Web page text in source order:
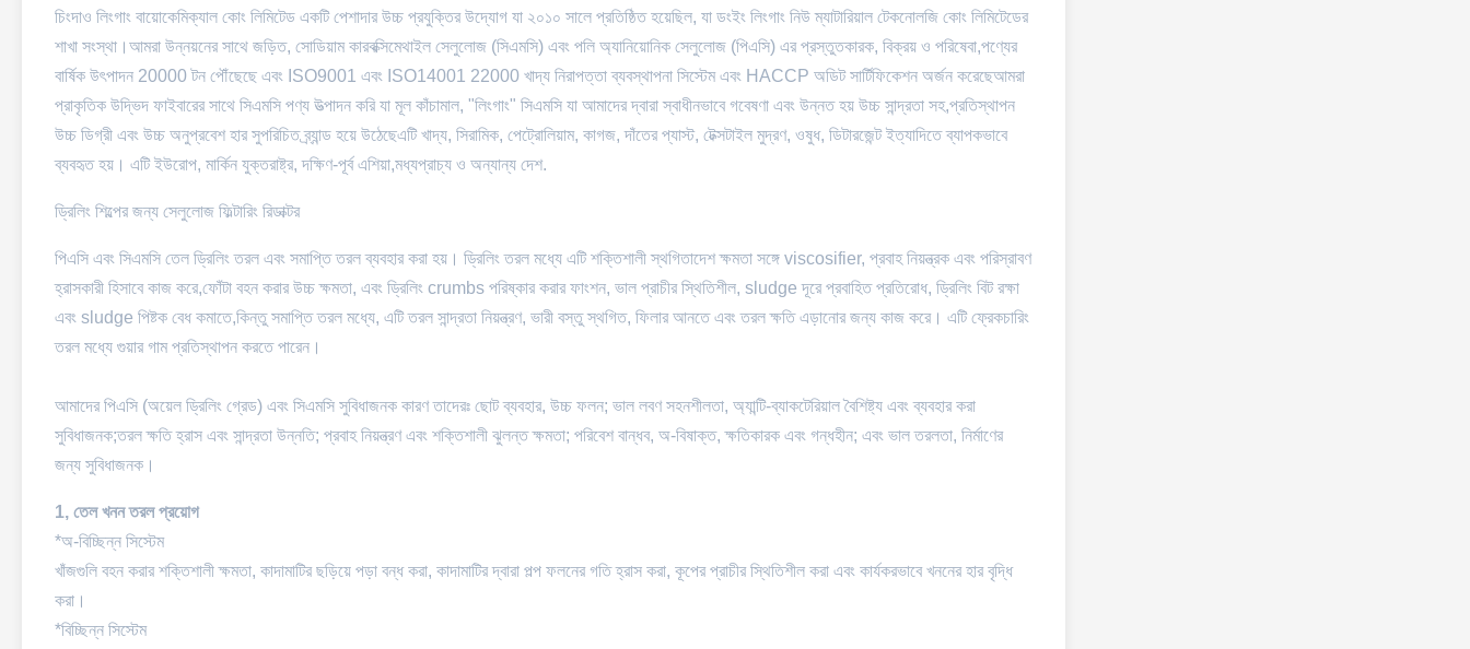
চিংদাও লিংগাং বায়োকেমিক্যাল কোং লিমিটেড একটি পেশাদার উচ্চ প্রযুক্তির উদ্যোগ যা ২০১০ সালে প্রতিষ্ঠিত হয়েছিল, যা ডংইং লিংগাং নিউ ম্যাটারিয়াল টেকনোলজি কোং লিমিটেডের
শাখা সংস্থা।আমরা উন্নয়নের সাথে জড়িত, সোডিয়াম কারবক্সিমেথাইল সেলুলোজ (সিএমসি) এবং পলি অ্যানিয়োনিক সেলুলোজ (পিএসি) এর প্রস্তুতকারক, বিক্রয় ও পরিষেবা,পণ্যের
বার্ষিক উৎপাদন 20000 টন পৌঁছেছে এবং ISO9001 এবং ISO14001 22000 খাদ্য নিরাপত্তা ব্যবস্থাপনা সিস্টেম এবং HACCP অডিট সার্টিফিকেশন অর্জন করেছেআমরা
প্রাকৃতিক উদ্ভিদ ফাইবারের সাথে সিএমসি পণ্য উত্পাদন করি যা মূল কাঁচামাল, "লিংগাং" সিএমসি যা আমাদের দ্বারা স্বাধীনভাবে গবেষণা এবং উন্নত হয় উচ্চ সান্দ্রতা সহ,প্রতিস্থাপন
উচ্চ ডিগ্রী এবং উচ্চ অনুপ্রবেশ হার সুপরিচিত ব্র্যান্ড হয়ে উঠেছেএটি খাদ্য, সিরামিক, পেট্রোলিয়াম, কাগজ, দাঁতের প্যাস্ট, টেক্সটাইল মুদ্রণ, ওষুধ, ডিটারজেন্ট ইত্যাদিতে ব্যাপকভাবে
ব্যবহৃত হয়। এটি ইউরোপ, মার্কিন যুক্তরাষ্ট্র, দক্ষিণ-পূর্ব এশিয়া,মধ্যপ্রাচ্য ও অন্যান্য দেশ.
ড্রিলিং শিল্পের জন্য সেলুলোজ ফিল্টারিং রিডাক্টর
পিএসি এবং সিএমসি তেল ড্রিলিং তরল এবং সমাপ্তি তরল ব্যবহার করা হয়। ড্রিলিং তরল মধ্যে এটি শক্তিশালী স্থগিতাদেশ ক্ষমতা সঙ্গে viscosifier, প্রবাহ নিয়ন্ত্রক এবং পরিস্রাবণ
হ্রাসকারী হিসাবে কাজ করে,ফোঁটা বহন করার উচ্চ ক্ষমতা, এবং ড্রিলিং crumbs পরিষ্কার করার ফাংশন, ভাল প্রাচীর স্থিতিশীল, sludge দূরে প্রবাহিত প্রতিরোধ, ড্রিলিং বিট রক্ষা
এবং sludge পিষ্টক বেধ কমাতে,কিন্তু সমাপ্তি তরল মধ্যে, এটি তরল সান্দ্রতা নিয়ন্ত্রণ, ভারী বস্তু স্থগিত, ফিলার আনতে এবং তরল ক্ষতি এড়ানোর জন্য কাজ করে। এটি ফ্রেকচারিং
তরল মধ্যে গুয়ার গাম প্রতিস্থাপন করতে পারেন।
আমাদের পিএসি (অয়েল ড্রিলিং গ্রেড) এবং সিএমসি সুবিধাজনক কারণ তাদেরঃ ছোট ব্যবহার, উচ্চ ফলন; ভাল লবণ সহনশীলতা, অ্যান্টি-ব্যাকটেরিয়াল বৈশিষ্ট্য এবং ব্যবহার করা
সুবিধাজনক;তরল ক্ষতি হ্রাস এবং সান্দ্রতা উন্নতি; প্রবাহ নিয়ন্ত্রণ এবং শক্তিশালী ঝুলন্ত ক্ষমতা; পরিবেশ বান্ধব, অ-বিষাক্ত, ক্ষতিকারক এবং গন্ধহীন; এবং ভাল তরলতা, নির্মাণের
জন্য সুবিধাজনক।
1, তেল খনন তরল প্রয়োগ
*অ-বিচ্ছিন্ন সিস্টেম
খাঁজগুলি বহন করার শক্তিশালী ক্ষমতা, কাদামাটির ছড়িয়ে পড়া বন্ধ করা, কাদামাটির দ্বারা পল্প ফলনের গতি হ্রাস করা, কূপের প্রাচীর স্থিতিশীল করা এবং কার্যকরভাবে খননের হার বৃদ্ধি
করা।
*বিচ্ছিন্ন সিস্টেম